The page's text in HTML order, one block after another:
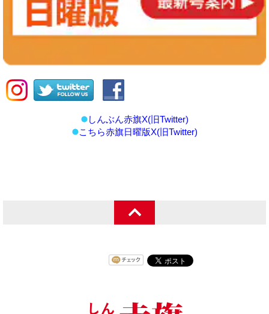
しんぶん赤旗X(旧Twitter)
こちら赤旗日曜版X(旧Twitter)